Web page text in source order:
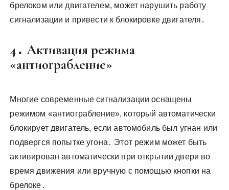
брелоком или двигателем, может нарушить работу
сигнализации и привести к блокировке двигателя․
4․ Активация режима
«антиограбление»
Многие современные сигнализации оснащены
режимом «антиограбление», который автоматически
блокирует двигатель, если автомобиль был угнан или
подвергся попытке угона․ Этот режим может быть
активирован автоматически при открытии двери во
время движения или вручную с помощью кнопки на
брелоке․